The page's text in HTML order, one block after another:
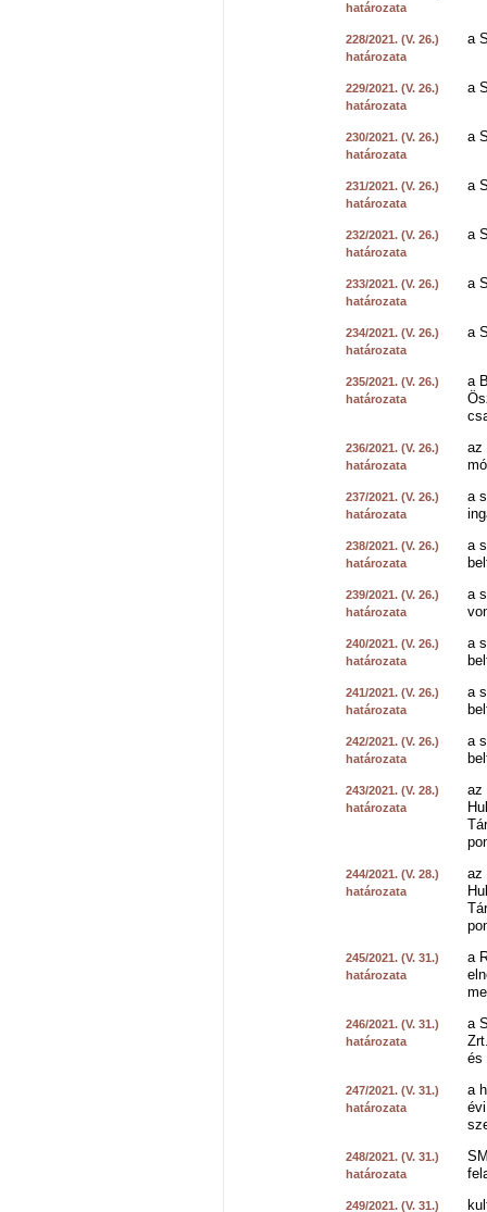
határozata
228/2021. (V. 26.)
határozata
a
229/2021. (V. 26.)
határozata
a
230/2021. (V. 26.)
határozata
a
231/2021. (V. 26.)
határozata
a
232/2021. (V. 26.)
határozata
a
233/2021. (V. 26.)
határozata
a
234/2021. (V. 26.)
határozata
a
235/2021. (V. 26.)
határozata
a
236/2021. (V. 26.)
határozata
az
237/2021. (V. 26.)
határozata
a
238/2021. (V. 26.)
határozata
a
239/2021. (V. 26.)
határozata
a
240/2021. (V. 26.)
határozata
a
241/2021. (V. 26.)
határozata
a
242/2021. (V. 26.)
határozata
a
243/2021. (V. 28.)
határozata
az
244/2021. (V. 28.)
határozata
az
245/2021. (V. 31.)
határozata
a
246/2021. (V. 31.)
határozata
a
és
247/2021. (V. 31.)
határozata
a
248/2021. (V. 31.)
határozata
249/2021. (V. 31.)